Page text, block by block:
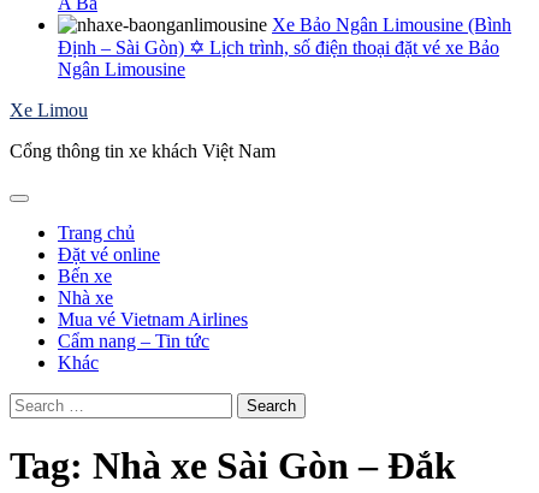
Xe Bảo Ngân Limousine (Bình
Định – Sài Gòn) ✡ Lịch trình, số điện thoại đặt vé xe Bảo
Ngân Limousine
Xe Limou
Cổng thông tin xe khách Việt Nam
Trang chủ
Đặt vé online
Bến xe
Nhà xe
Mua vé Vietnam Airlines
Cẩm nang – Tin tức
Khác
Search
for:
Tag: Nhà xe Sài Gòn – Đắk